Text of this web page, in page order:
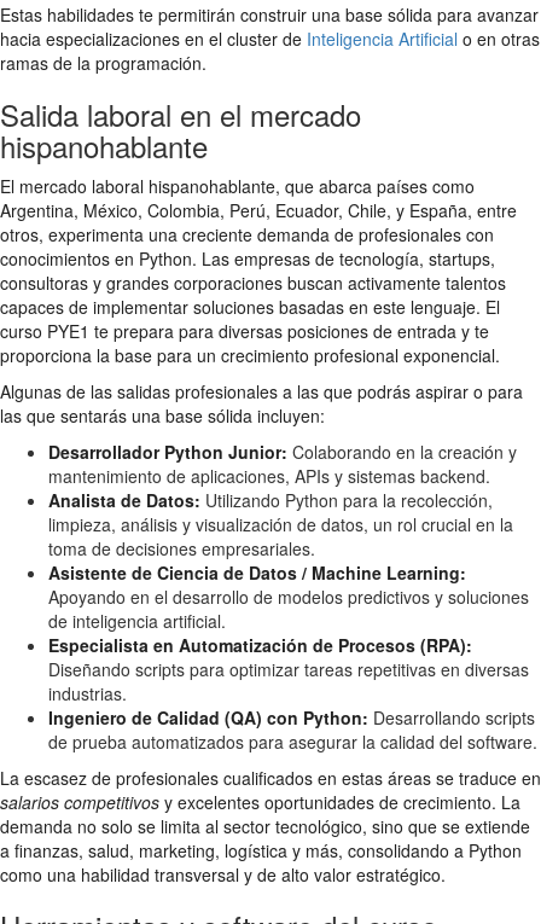
Estas habilidades te permitirán construir una base sólida para avanzar
hacia especializaciones en el cluster de Inteligencia Artificial o en otras
ramas de la programación.
Salida laboral en el mercado
hispanohablante
El mercado laboral hispanohablante, que abarca países como
Argentina, México, Colombia, Perú, Ecuador, Chile, y España, entre
otros, experimenta una creciente demanda de profesionales con
conocimientos en Python. Las empresas de tecnología, startups,
consultoras y grandes corporaciones buscan activamente talentos
capaces de implementar soluciones basadas en este lenguaje. El
curso PYE1 te prepara para diversas posiciones de entrada y te
proporciona la base para un crecimiento profesional exponencial.
Algunas de las salidas profesionales a las que podrás aspirar o para
las que sentarás una base sólida incluyen:
Desarrollador Python Junior: Colaborando en la creación y
mantenimiento de aplicaciones, APIs y sistemas backend.
Analista de Datos: Utilizando Python para la recolección,
limpieza, análisis y visualización de datos, un rol crucial en la
toma de decisiones empresariales.
Asistente de Ciencia de Datos / Machine Learning:
Apoyando en el desarrollo de modelos predictivos y soluciones
de inteligencia artificial.
Especialista en Automatización de Procesos (RPA):
Diseñando scripts para optimizar tareas repetitivas en diversas
industrias.
Ingeniero de Calidad (QA) con Python: Desarrollando scripts
de prueba automatizados para asegurar la calidad del software.
La escasez de profesionales cualificados en estas áreas se traduce en
salarios competitivos y excelentes oportunidades de crecimiento. La
demanda no solo se limita al sector tecnológico, sino que se extiende
a finanzas, salud, marketing, logística y más, consolidando a Python
como una habilidad transversal y de alto valor estratégico.